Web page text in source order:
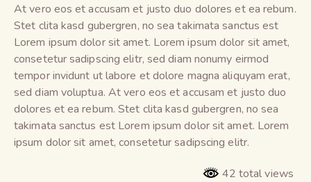
At vero eos et accusam et justo duo dolores et ea rebum.
Stet clita kasd gubergren, no sea takimata sanctus est
Lorem ipsum dolor sit amet. Lorem ipsum dolor sit amet,
consetetur sadipscing elitr, sed diam nonumy eirmod
tempor invidunt ut labore et dolore magna aliquyam erat,
sed diam voluptua. At vero eos et accusam et justo duo
dolores et ea rebum. Stet clita kasd gubergren, no sea
takimata sanctus est Lorem ipsum dolor sit amet. Lorem
ipsum dolor sit amet, consetetur sadipscing elitr.
42 total views